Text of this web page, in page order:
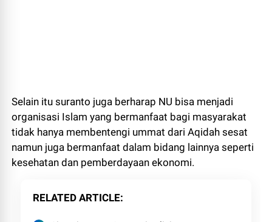
Selain itu suranto juga berharap NU bisa menjadi
organisasi Islam yang bermanfaat bagi masyarakat
tidak hanya membentengi ummat dari Aqidah sesat
namun juga bermanfaat dalam bidang lainnya seperti
kesehatan dan pemberdayaan ekonomi.
RELATED ARTICLE